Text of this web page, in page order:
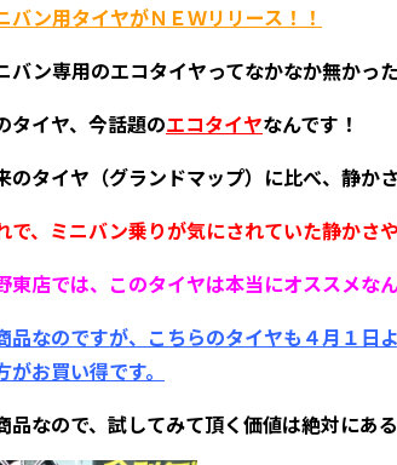
バン用タイヤがＮＥＷリリース！！
バン専用のエコタイヤってなかなか無かっ
タイヤ、今話題のエコタイヤなんです！
のタイヤ（グランドマップ）に比べ、静か
で、ミニバン乗りが気にされていた静かさ
東店では、このタイヤは本当にオススメな
品なのですが、こちらのタイヤも４月１日
がお買い得です。
品なので、試してみて頂く価値は絶対に